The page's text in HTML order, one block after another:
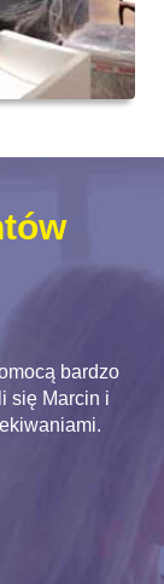
bardzo
się Marcin i